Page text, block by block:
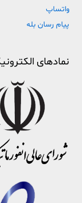
واتساپ
پیام رسان بله
نمادهای